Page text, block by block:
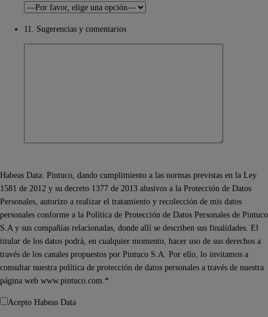
11. Sugerencias y comentarios
Habeas Data: Pintuco, dando cumplimiento a las normas previstas en la Ley
1581 de 2012 y su decreto 1377 de 2013 alusivos a la Protección de Datos
Personales, autorizo a realizar el tratamiento y recolección de mis datos
personales conforme a la Política de Protección de Datos Personales de Pintuco
S.A y sus compañías relacionadas, donde allí se describen sus finalidades. El
titular de los datos podrá, en cualquier momento, hacer uso de sus derechos a
través de los canales propuestos por Pintuco S.A. Por ello, lo invitamos a
consultar nuestra política de protección de datos personales a través de nuestra
página web www.pintuco.com.*
Acepto Habeas Data